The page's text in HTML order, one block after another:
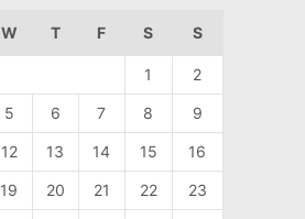
W T F S S
1 2
5 6 7 8 9
12 13 14 15 16
19 20 21 22 23